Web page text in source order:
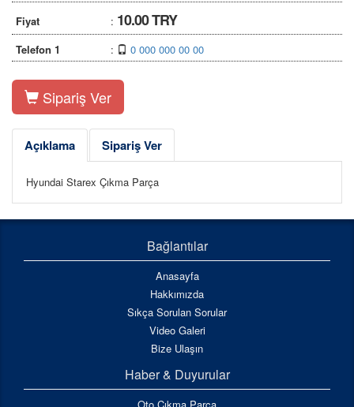
Fiyat : 10.00 TRY
Telefon 1 : 0 000 000 00 00
Sipariş Ver
Açıklama Sipariş Ver
Hyundai Starex Çıkma Parça
Bağlantılar
Anasayfa
Hakkımızda
Sıkça Sorulan Sorular
Video Galeri
Bize Ulaşın
Haber & Duyurular